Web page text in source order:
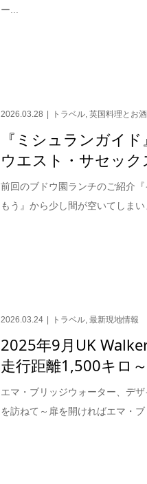
ー...
2026.03.28 トラベル,英国料理とお酒
『ミシュランガイ
ウエスト・サセッ
前回のブドウ園ランチのご紹介
もう』から少し間が空いてしま
2026.03.24 トラベル,最新現地情報
2025年9月UK
走行距離1,500キロ～
エマ・ブリッジウォーター、デ
を訪ねて～扉を開ければエマ・